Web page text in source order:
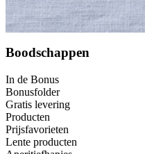
Boodschappen
In de Bonus
Bonusfolder
Gratis levering
Producten
Prijsfavorieten
Lente producten